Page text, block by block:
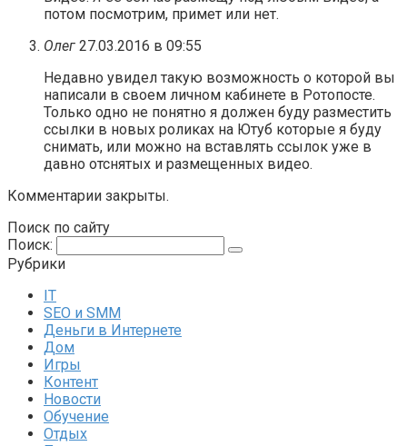
потом посмотрим, примет или нет.
Олег 27.03.2016 в 09:55
Недавно увидел такую возможность о которой вы
написали в своем личном кабинете в Ротопосте.
Только одно не понятно я должен буду разместить
ссылки в новых роликах на Ютуб которые я буду
снимать, или можно на вставлять ссылок уже в
давно отснятых и размещенных видео.
Комментарии закрыты.
Поиск по сайту
Поиск:
Рубрики
IT
SEO и SMM
Деньги в Интернете
Дом
Игры
Контент
Новости
Обучение
Отдых